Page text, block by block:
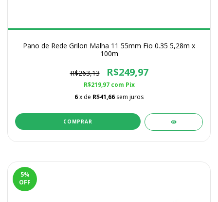
Pano de Rede Grilon Malha 11 55mm Fio 0.35 5,28m x
100m
R$263,13 R$249,97
R$219,97 com Pix
6x de R$41,66 sem juros
5%
OFF